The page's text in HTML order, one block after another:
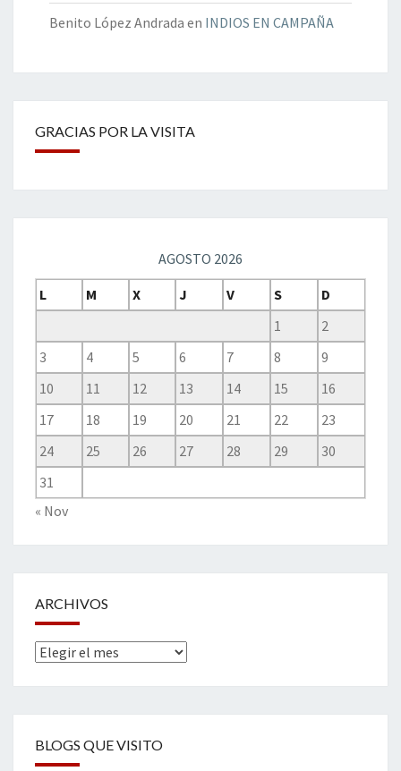
Benito López Andrada en INDIOS EN CAMPAÑA
GRACIAS POR LA VISITA
AGOSTO 2026
L
M X J V S
D
1
2
3
4 5 6 7 8
9
10
11 12 13 14 15
16
17
18 19 20 21 22
23
24
25 26 27 28 29
30
31
« Nov
ARCHIVOS
Archivos
BLOGS QUE VISITO